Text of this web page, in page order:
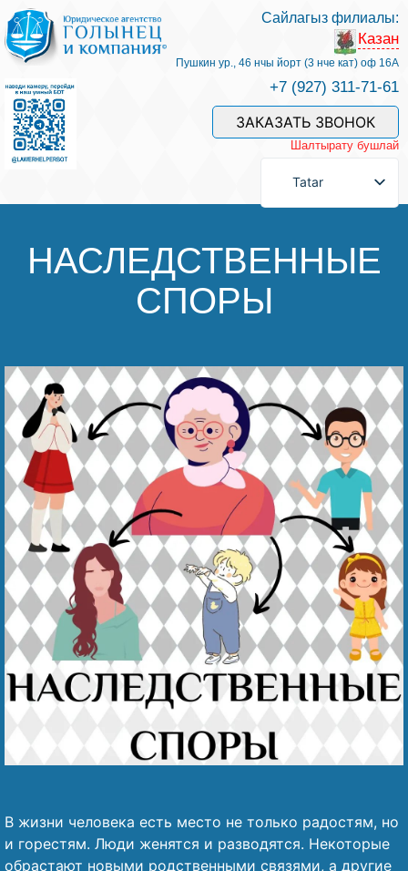
Хезмәтләре һәм безнең белгечләр
Хезмәт өчен түләү
Сорау бирергә
Безнең җиңү
Видео турында безне
Сайлагыз филиалы:
Казан
Пушкин ур., 46 нчы йорт (3 нче кат) оф 16А
+7 (927) 311-71-61
ЗАКАЗАТЬ ЗВОНОК
Шалтырату бушлай
Tatar
НАСЛЕДСТВЕННЫЕ
СПОРЫ
В жизни человека есть место не только радостям, но
и горестям. Люди женятся и разводятся. Некоторые
обрастают новыми родственными связями, а другие